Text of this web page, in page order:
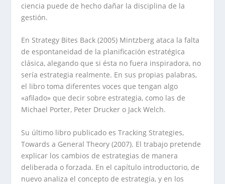
ciencia puede de hecho dañar la disciplina de la
gestión.
En Strategy Bites Back (2005) Mintzberg ataca la falta
de espontaneidad de la planificación estratégica
clásica, alegando que si ésta no fuera inspiradora, no
sería estrategia realmente. En sus propias palabras,
el libro toma diferentes voces que tengan algo
«afilado» que decir sobre estrategia, como las de
Michael Porter, Peter Drucker o Jack Welch.
Su último libro publicado es Tracking Strategies,
Towards a General Theory (2007). El trabajo pretende
explicar los cambios de estrategias de manera
deliberada o forzada. En el capítulo introductorio, de
nuevo analiza el concepto de estrategia, y en los